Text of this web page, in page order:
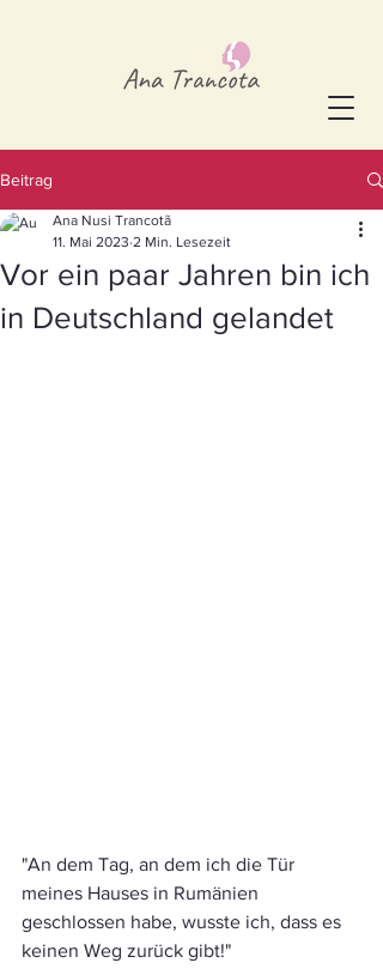
Beitrag
Vor ein paar Jahren bin ich
in Deutschland gelandet
Ana Nusi Trancotã
11. Mai 2023 2 Min. Lesezeit
"An dem Tag, an dem ich die Tür
meines Hauses in Rumänien
geschlossen habe, wusste ich, dass es
keinen Weg zurück gibt!"